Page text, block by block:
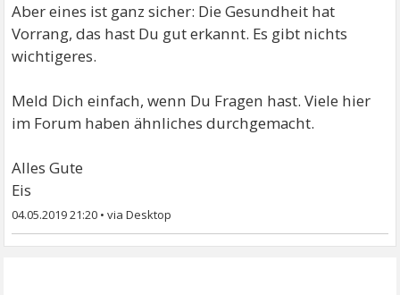
Aber eines ist ganz sicher: Die Gesundheit hat
Vorrang, das hast Du gut erkannt. Es gibt nichts
wichtigeres.
Meld Dich einfach, wenn Du Fragen hast. Viele hier
im Forum haben ähnliches durchgemacht.
Alles Gute
Eis
04.05.2019 21:20 •